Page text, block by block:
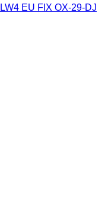
EU FIX OX-29-DJ